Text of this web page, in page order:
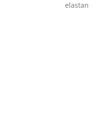
elastan